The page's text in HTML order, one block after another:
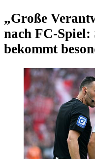
„Große
nach FC-Spiel:
bekommt